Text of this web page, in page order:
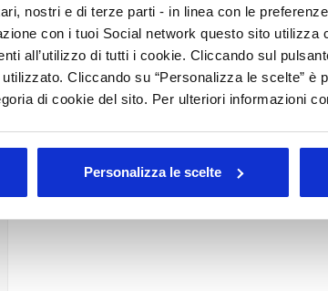
nostri e di terze parti - in linea con le
con i tuoi Social network questo sito utilizza
all’utilizzo di tutti i cookie. Cliccando sul
Cliccando su “Personalizza le scelte” è
di cookie del sito. Per ulteriori informazioni
Personalizza le scelte
strategiedi internazionalizzazionenell'area